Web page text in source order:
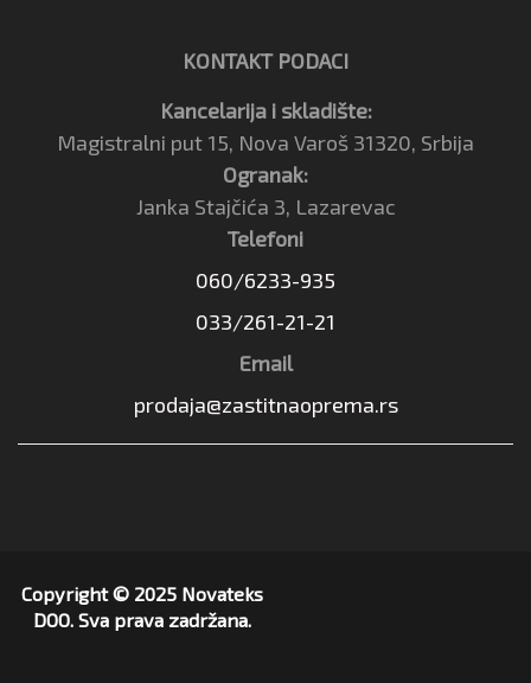
KONTAKT PODACI
Kancelarija i skladište:
Magistralni put 15, Nova Varoš 31320, Srbija
Ogranak:
Janka Stajčića 3, Lazarevac
Telefoni
060/6233-935
033/261-21-21
Email
prodaja@zastitnaoprema.rs
Copyright © 2025 Novateks
DOO. Sva prava zadržana.